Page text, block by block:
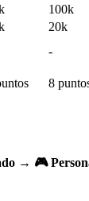
100k
20k
-
8
→ 🎮